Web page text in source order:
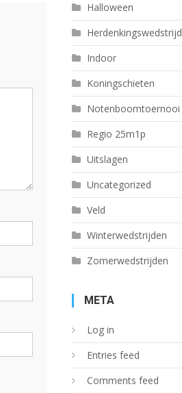
Halloween
Herdenkingswedstrijd
Indoor
Koningschieten
Notenboomtoernooi
Regio 25m1p
Uitslagen
Uncategorized
Veld
Winterwedstrijden
Zomerwedstrijden
META
Log in
Entries feed
Comments feed